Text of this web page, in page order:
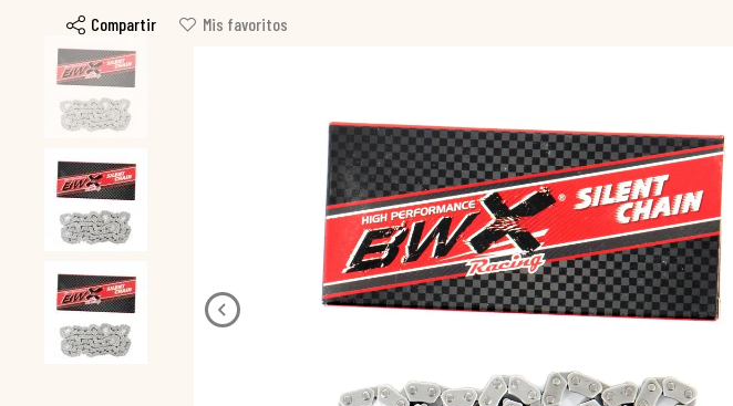
Compartir Mis favoritos